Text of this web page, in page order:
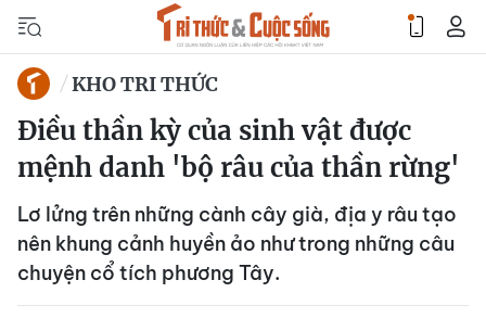
KHO TRI THỨC
Điều thần kỳ của sinh vật được
mệnh danh 'bộ râu của thần rừng'
Lơ lửng trên những cành cây già, địa y râu tạo
nên khung cảnh huyền ảo như trong những câu
chuyện cổ tích phương Tây.